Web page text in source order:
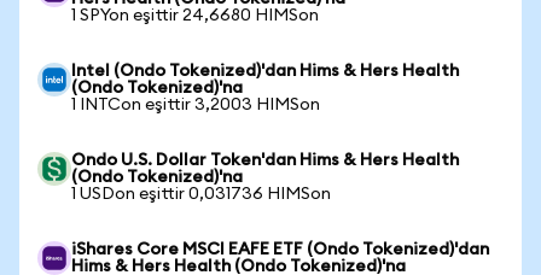
1 SPYon eşittir 24,6680 HIMSon
Intel (Ondo Tokenized)'dan Hims & Hers Health
(Ondo Tokenized)'na
1 INTCon eşittir 3,2003 HIMSon
Ondo U.S. Dollar Token'dan Hims & Hers Health
(Ondo Tokenized)'na
1 USDon eşittir 0,031736 HIMSon
iShares Core MSCI EAFE ETF (Ondo Tokenized)'dan
Hims & Hers Health (Ondo Tokenized)'na